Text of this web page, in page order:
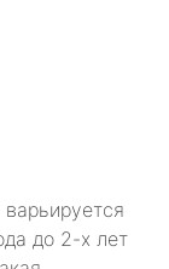
варьируется
до 2-х лет